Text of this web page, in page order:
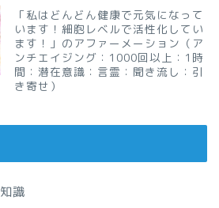
「私はどんどん健康で元気になって
います！細胞レベルで活性化してい
ます！」のアファーメーション（ア
ンチエイジング：1000回以上：1時
間：潜在意識：言霊：聞き流し：引
き寄せ）
識